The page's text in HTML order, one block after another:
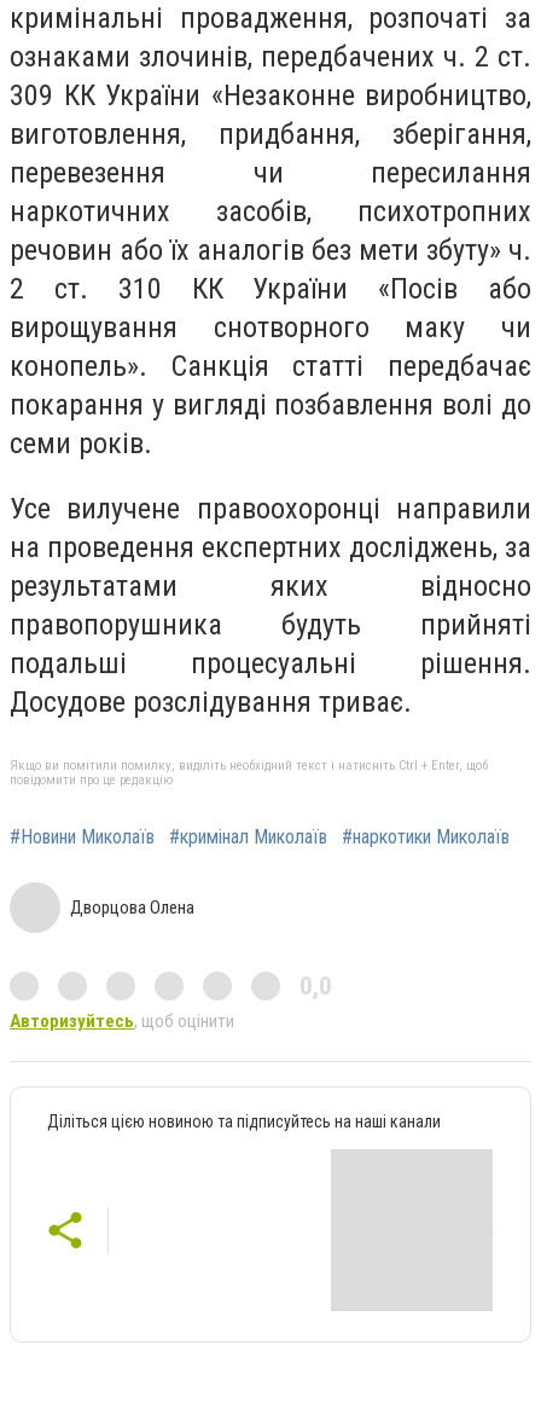
кримінальні провадження, розпочаті за
ознаками злочинів, передбачених ч. 2 ст.
309 КК України «Незаконне виробництво,
виготовлення, придбання, зберігання,
перевезення чи пересилання
наркотичних засобів, психотропних
речовин або їх аналогів без мети збуту» ч.
2 ст. 310 КК України «Посів або
вирощування снотворного маку чи
конопель». Санкція статті передбачає
покарання у вигляді позбавлення волі до
семи років.
Усе вилучене правоохоронці направили
на проведення експертних досліджень, за
результатами яких відносно
правопорушника будуть прийняті
подальші процесуальні рішення.
Досудове розслідування триває.
Якщо ви помітили помилку, виділіть необхідний текст і натисніть Ctrl + Enter, щоб
повідомити про це редакцію
#Новини Миколаїв #кримінал Миколаїв #наркотики Миколаїв
Дворцова Олена
0,0
Авторизуйтесь, щоб оцінити
Діліться цією новиною та підписуйтесь на наші канали